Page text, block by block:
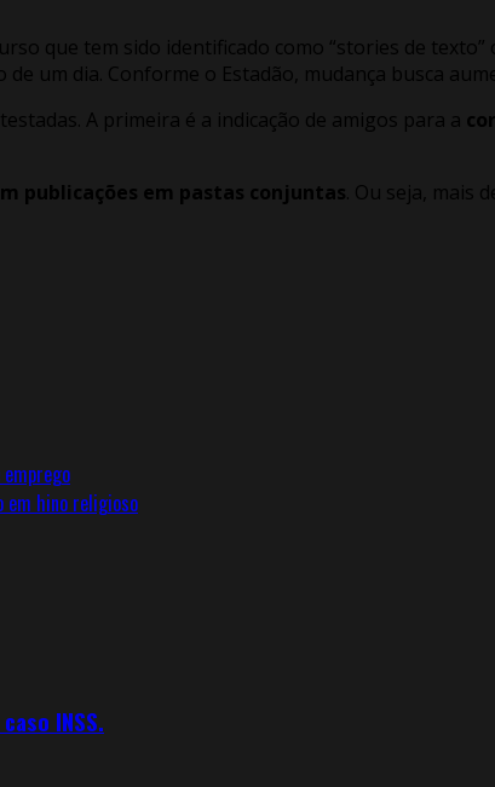
que tem sido identificado como “stories de texto”
de um dia. Conforme o Estadão, mudança busca
A primeira é a indicação de amigos para a
publicações em pastas conjuntas. Ou seja, mais
em hino religioso
INSS.